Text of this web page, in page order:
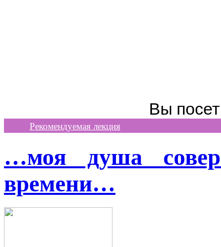
Вы
Рекомендуемая лекция
…моя душа
времени…